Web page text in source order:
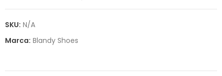
SKU: N/A
Marca: Blandy Shoes